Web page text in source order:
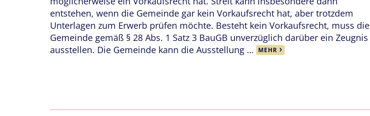
entstehen, wenn die Gemeinde gar kein Vorkaufsrecht hat, aber trotzdem
Unterlagen zum Erwerb prüfen möchte. Besteht kein Vorkaufsrecht, muss die
Gemeinde gemäß § 28 Abs. 1 Satz 3 BauGB unverzüglich darüber ein Zeugnis
ausstellen. Die Gemeinde kann die Ausstellung …
MEHR